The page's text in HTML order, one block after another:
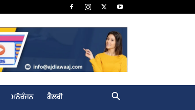
ਮਨੋਰੰਜਨ ਗੈਲਰੀ